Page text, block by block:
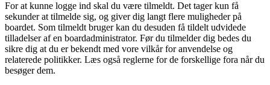
For at kunne logge ind skal du være tilmeldt. Det tager kun få
sekunder at tilmelde sig, og giver dig langt flere muligheder på
boardet. Som tilmeldt bruger kan du desuden få tildelt udvidede
tilladelser af en boardadministrator. Før du tilmelder dig bedes du
sikre dig at du er bekendt med vore vilkår for anvendelse og
relaterede politikker. Læs også reglerne for de forskellige fora når du
besøger dem.